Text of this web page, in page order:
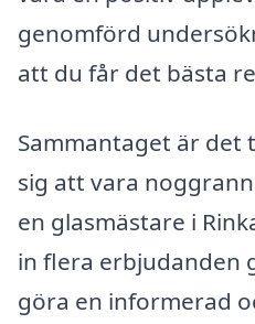
genomförd
att du får det bästa
Sammantaget är
sig att vara
en glasmästare i
in flera erbjudanden
göra en informerad